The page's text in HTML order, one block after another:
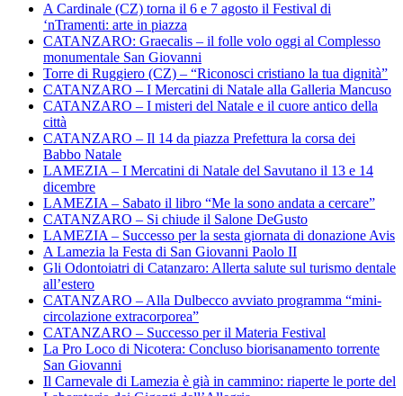
A Cardinale (CZ) torna il 6 e 7 agosto il Festival di
‘nTramenti: arte in piazza
CATANZARO: Graecalis – il folle volo oggi al Complesso
monumentale San Giovanni
Torre di Ruggiero (CZ) – “Riconosci cristiano la tua dignità”
CATANZARO – I Mercatini di Natale alla Galleria Mancuso
CATANZARO – I misteri del Natale e il cuore antico della
città
CATANZARO – Il 14 da piazza Prefettura la corsa dei
Babbo Natale
LAMEZIA – I Mercatini di Natale del Savutano il 13 e 14
dicembre
LAMEZIA – Sabato il libro “Me la sono andata a cercare”
CATANZARO – Si chiude il Salone DeGusto
LAMEZIA – Successo per la sesta giornata di donazione Avis
A Lamezia la Festa di San Giovanni Paolo II
Gli Odontoiatri di Catanzaro: Allerta salute sul turismo dentale
all’estero
CATANZARO – Alla Dulbecco avviato programma “mini-
circolazione extracorporea”
CATANZARO – Successo per il Materia Festival
La Pro Loco di Nicotera: Concluso biorisanamento torrente
San Giovanni
Il Carnevale di Lamezia è già in cammino: riaperte le porte del